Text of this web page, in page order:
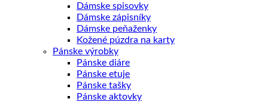
Dámske spisovky
Dámske zápisníky
Dámske peňaženky
Kožené púzdra na karty
Pánske výrobky
Pánske diáre
Pánske etuje
Pánske tašky
Pánske aktovky